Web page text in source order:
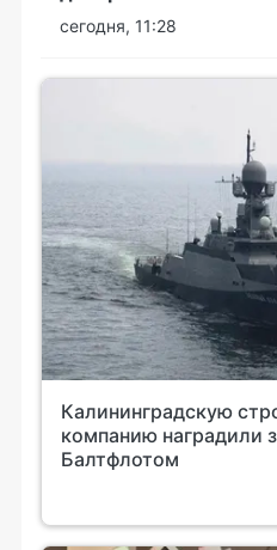
сегодня, 11:28
Калининградскую
компанию наградили
Балтфлотом